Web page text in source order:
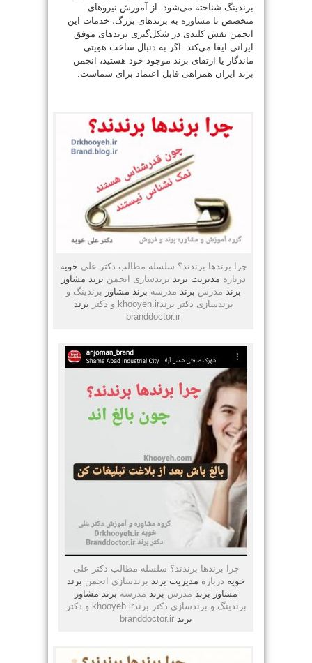
برندینگ شناخته می‌شود. از آموزش نیروهای
متخصص تا مشاوره به برندهای بزرگ، خدمات این
انجمن نقش کلیدی در شکل‌گیری برندهای موفق
ایرانی ایفا می‌کند. اگر به دنبال ساخت هویتی
ماندگار یا ارتقای برند موجود خود هستید، انجمن
برند
ایران همراهی قابل اعتماد برای شماست.
چرا برندها برندند؟ سلسله مطالب دکتر علی خویه
درباره مدیریت برند برندسازی انجمن برند مشاور
برند مدرس برند مدرسه برند مشاور برندینگ و
برندسازی دکتر برندkhooyeh.ir و دکتر
برند
branddoctor.ir
چرا برندها برندند؟ سلسله مطالب دکتر علی
خویه درباره مدیریت برند برندسازی انجمن برند
مشاور برند مدرس برند مدرسه برند مشاور
برندینگ و برندسازی دکتر برندkhooyeh.ir و دکتر
برند